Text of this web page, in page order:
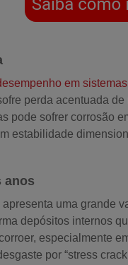
em
perda acentuada
pode sofrer corrosão
estabilidade
anos
uma grande
depósitos internos
especialmente
por “stress